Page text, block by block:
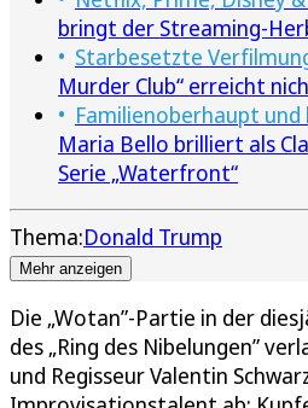
bringt der Streaming-
Starbesetzte
Murder Club“ erreicht
Familienoberhaupt
Maria Bello brilliert als
Serie „Waterfront“
Thema:Donald Trump
Mehr anzeigen
Die „Wotan”-Partie in der
des „Ring des Nibelungen”
und Regisseur Valentin